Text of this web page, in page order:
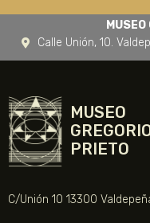
Calle Unión, 10.
MUSEO
PRIETO
C/Unión 10 13300